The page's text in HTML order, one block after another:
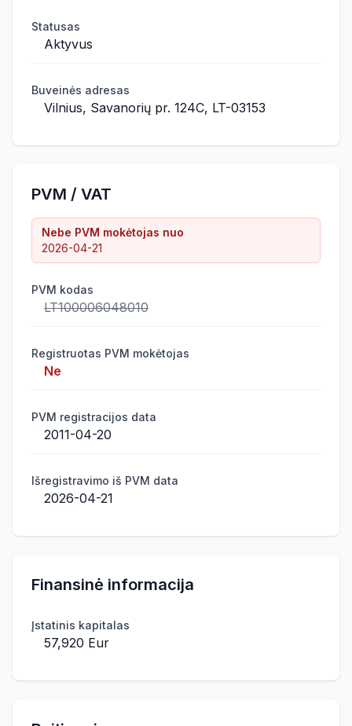
Statusas
Aktyvus
Buveinės adresas
Vilnius, Savanorių pr. 124C, LT-03153
PVM / VAT
Nebe PVM mokėtojas nuo
2026-04-21
PVM kodas
LT100006048010
Registruotas PVM mokėtojas
Ne
PVM registracijos data
2011-04-20
Išregistravimo iš PVM data
2026-04-21
Finansinė informacija
Įstatinis kapitalas
57,920 Eur